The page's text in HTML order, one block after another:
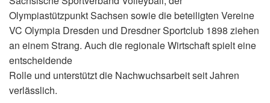
Olympiastützpunkt Sachsen sowie die beteiligten Vereine
VC Olympia Dresden und Dresdner Sportclub 1898 ziehen
an einem Strang. Auch die regionale Wirtschaft spielt eine
entscheidende
Rolle und unterstützt die Nachwuchsarbeit seit Jahren
verlässlich.